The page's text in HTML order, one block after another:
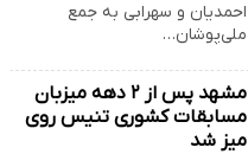
احمدیان و سهرابی به جمع
ملی‌پوشان…
مشهد پس از ۲ دهه میزبان
مسابقات کشوری تنیس روی
میز شد